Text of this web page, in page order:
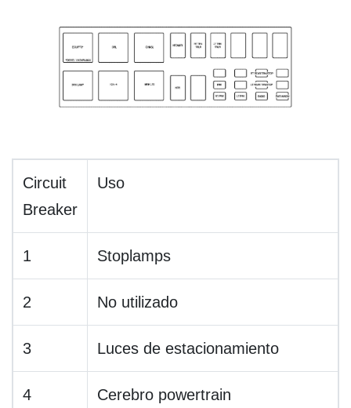
Circuit
Breaker
Uso
1 Stoplamps
2 No utilizado
3 Luces de estacionamiento
4 Cerebro powertrain